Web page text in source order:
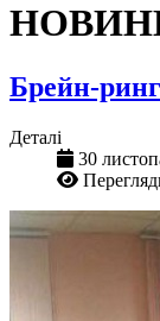
Брейн-
Деталі
30